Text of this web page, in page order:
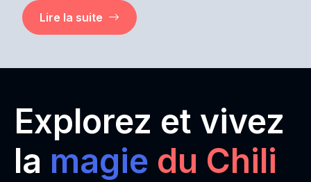
Lire la suite
Explorez et vivez
la magie du Chili